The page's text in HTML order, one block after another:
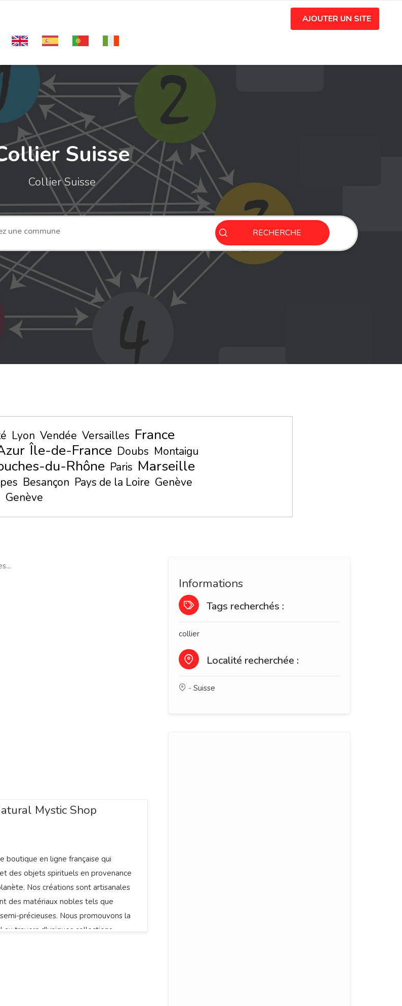
AJOUTER UN SITE
Suisse
Collier Suisse
RECHERCHE
Lyon Vendée Versailles France
Île-de-France Doubs Montaigu
du-Rhône Paris Marseille
Besançon Pays de la Loire Genève
Genève
Mystic Shop
boutique en ligne française qui
des objets spirituels en provenance
Nos créations sont artisanales
des matériaux nobles tels que
précieuses. Nous promouvons la
travers d'uniques collections.
Informations
Tags recherchés :
collier
Localité recherchée :
- Suisse